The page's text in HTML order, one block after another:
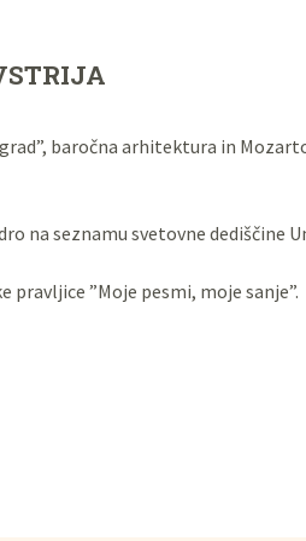
baročna arhitektura in
na seznamu svetovne dediščine
pravljice ”Moje pesmi, moje sanje”.